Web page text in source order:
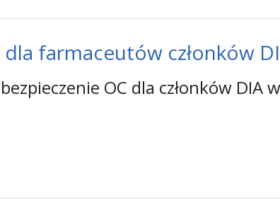
farmaceutów członków
OC dla członków DIA